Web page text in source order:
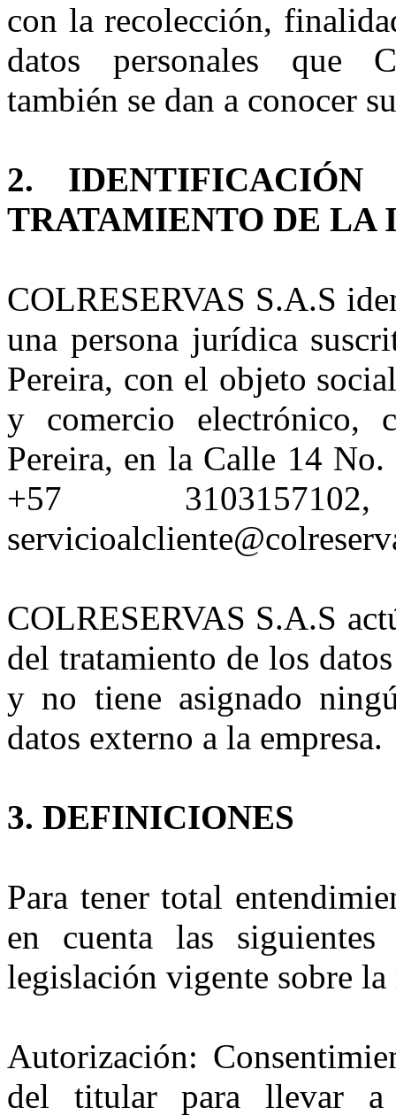
con la recolección,
datos personales que
también se dan a conocer
2. IDENTIFICACIÓN
TRATAMIENTO DE LA
COLRESERVAS S.A.S
una persona jurídica
Pereira, con el objeto
y comercio
Pereira, en la Calle 14
+57
COLRESERVAS S.A.S
del tratamiento de los
y no tiene asignado
datos externo a la empresa.
3. DEFINICIONES
Para tener total
en cuenta las
legislación vigente sobre la
Autorización:
del titular para llevar a